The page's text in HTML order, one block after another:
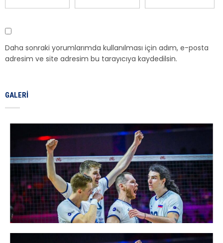
Daha sonraki yorumlarımda kullanılması için adım, e-posta
adresim ve site adresim bu tarayıcıya kaydedilsin.
GALERI